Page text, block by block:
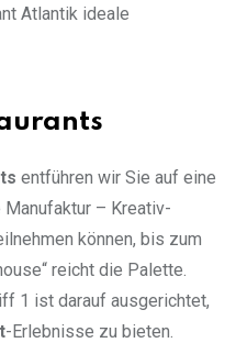
Atlantik ideale
entführen wir Sie auf eine
Manufaktur – Kreativ-
können, bis zum
reicht die Palette.
1 ist darauf ausgerichtet,
-Erlebnisse zu bieten.